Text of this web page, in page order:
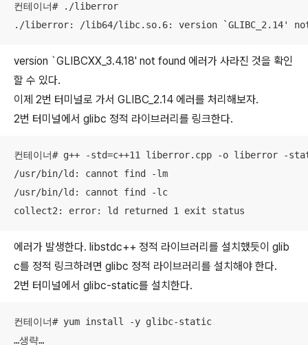
컨테이너# ./liberror
./liberror: /lib64/libc.so.6: version `GLIBC_2.14'
version `GLIBCXX_3.4.18' not found 에러가 사라진 것을 확인
할 수 있다.
이제 2번 터미널로 가서 GLIBC_2.14 에러를 처리해보자.
2번 터미널에서 glibc 정적 라이브러리를 링크한다.
컨테이너# g++ -std=c++11 liberror.cpp -o liberror -
/usr/bin/ld: cannot find -lm
/usr/bin/ld: cannot find -lc
collect2: error: ld returned 1 exit status
에러가 발생한다. libstdc++ 정적 라이브러리를 설치했듯이 glib
c를 정적 링크하려면 glibc 정적 라이브러리를 설치해야 한다.
2번 터미널에서 glibc-static를 설치한다.
컨테이너# yum install -y glibc-static
…생략…